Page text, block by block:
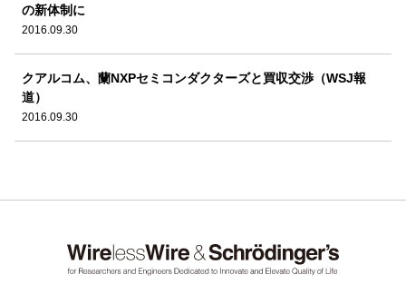
の新体制に
2016.09.30
クアルコム、蘭NXPセミコンダクターズと買収交渉（WSJ報
道）
2016.09.30